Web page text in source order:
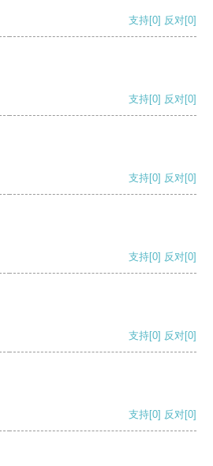
支持[0] 反对[0]
支持[0] 反对[0]
支持[0] 反对[0]
支持[0] 反对[0]
支持[0] 反对[0]
支持[0] 反对[0]